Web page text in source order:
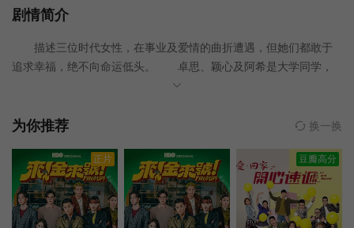
第07集
第10集 第11集 第12集
第19集 第20集 第21集
剧情简介
描述三位时代女性，在事业及爱情的曲折遭遇，但她们都敢于
追求幸福，绝不向命运低头。 卓思、颖心及阿希是大学同学，
三人情同姊妹。卓思家境本来很好，但父亲意外身亡，卓思要身兼
间已闯出名堂。卓思本来钟情艺术家井望天，但望天却与好友颖心
文诺对她展开追求，这女子突然觉得幸福已在手中。好景不常，贺
文诺发现卓思的父亲，竟是害死他父母的仇人，他绝情地解雇了卓
思。可怜的卓思，莫名其妙遭受事业及感情的大打击，之后她的性
格变得阴沉，为达目的不择手段……
为你推荐 换一换
正片 豆瓣高分